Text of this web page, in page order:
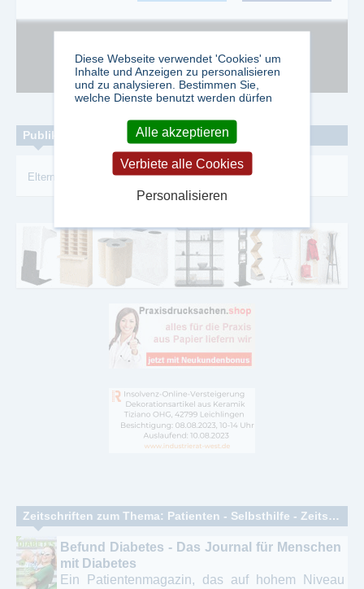
Google Adsense ist deaktiviert. Erlauben
Publikationen zum Thema:
Eltern Rubriken-Medizin
Zeitschriften zum Thema: Patienten - Selbsthilfe - Zeitschriften
Befund Diabetes - Das Journal für Menschen
mit Diabetes
Ein Patientenmagazin, das auf hohem Niveau
Diese Webseite verwendet 'Cookies' um
Inhalte und Anzeigen zu personalisieren
und zu analysieren. Bestimmen Sie,
welche Dienste benutzt werden dürfen
Alle akzeptieren
Verbiete alle Cookies
Personalisieren